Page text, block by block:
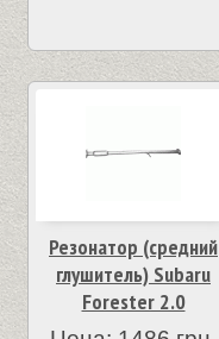
Резонатор (средний
глушитель) Subaru
Forester 2.0